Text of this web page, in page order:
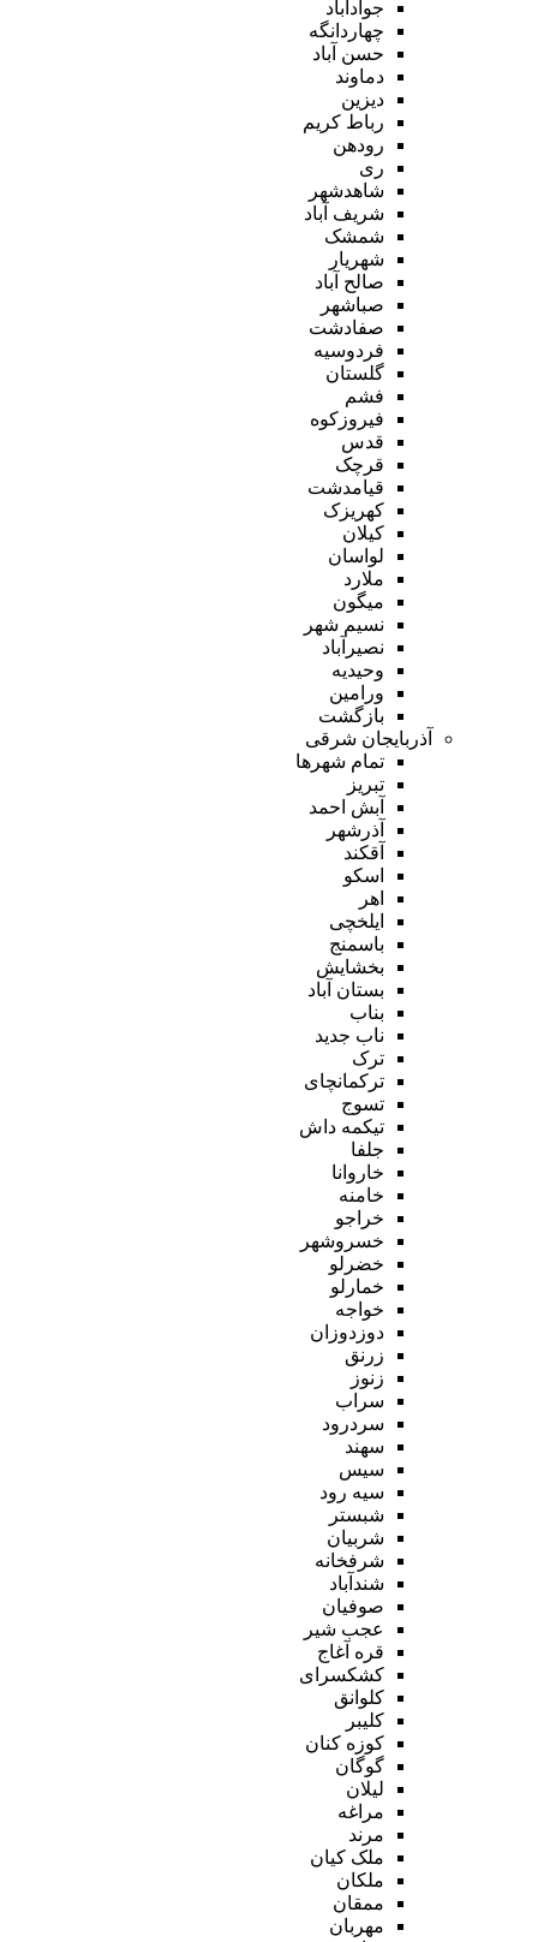
جوادآباد
چهاردانگه
حسن آباد
دماوند
دیزین
رباط کریم
رودهن
ری
شاهدشهر
شریف آباد
شمشک
شهریار
صالح آباد
صباشهر
صفادشت
فردوسیه
گلستان
فشم
فیروزکوه
قدس
قرچک
قیامدشت
کهریزک
کیلان
لواسان
ملارد
میگون
نسیم شهر
نصیرآباد
وحیدیه
ورامین
بازگشت
آذربایجان شرقی
تمام شهر‌ها
تبریز
آبش احمد
آذرشهر
آقکند
اسکو
اهر
ایلخچی
باسمنج
بخشایش
بستان آباد
بناب
ناب جدید
ترک
ترکمانچای
تسوج
تیکمه داش
جلفا
خاروانا
خامنه
خراجو
خسروشهر
خضرلو
خمارلو
خواجه
دوزدوزان
زرنق
زنوز
سراب
سردرود
سهند
سیس
سیه رود
شبستر
شربیان
شرفخانه
شندآباد
صوفیان
عجب شیر
قره آغاج
کشکسرای
کلوانق
کلیبر
کوزه کنان
گوگان
لیلان
مراغه
مرند
ملک کیان
ملکان
ممقان
مهربان